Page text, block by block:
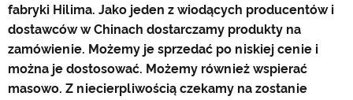
fabryki Hilima. Jako jeden z wiodących producentów i
dostawców w Chinach dostarczamy produkty na
zamówienie. Możemy je sprzedać po niskiej cenie i
można je dostosować. Możemy również wspierać
masowo. Z niecierpliwością czekamy na zostanie